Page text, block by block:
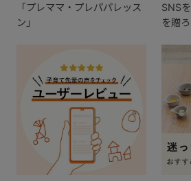
「プレママ・プレパパレッス
ン」
SNS
を贈ろ